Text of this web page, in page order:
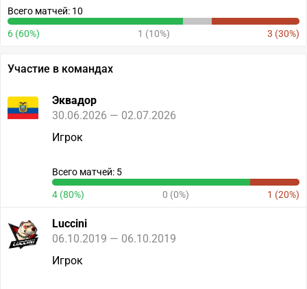
Всего матчей: 10
6 (60%) 1 (10%) 3 (30%)
Участие в командах
Эквадор
30.06.2026 — 02.07.2026
Игрок
Всего матчей: 5
4 (80%) 0 (0%) 1 (20%)
Luccini
06.10.2019 — 06.10.2019
Игрок